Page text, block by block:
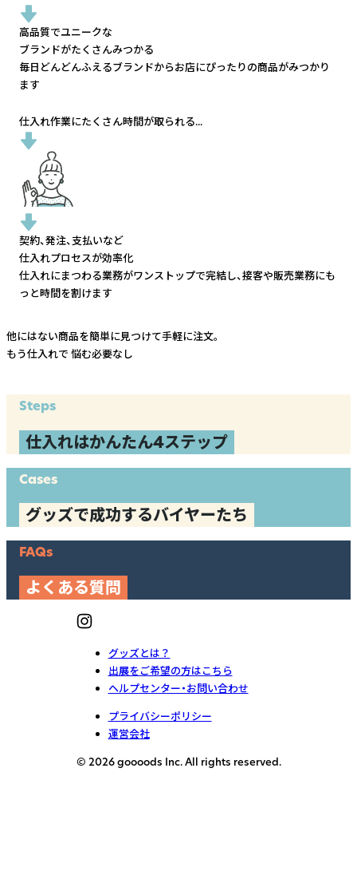
高品質でユニークな
ブランドがたくさんみつかる
毎日どんどんふえるブランドからお店にぴったりの商品がみつかり
ます
仕入れ作業にたくさん時間が取られる...
契約、発注、支払いなど
仕入れプロセスが効率化
仕入れにまつわる業務がワンストップで完結し、接客や販売業務にも
っと時間を割けます
他にはない商品を簡単に見つけて手軽に注文。
もう仕入れで 悩む必要なし
Steps
仕入れはかんたん4ステップ
Cases
グッズで成功するバイヤーたち
FAQs
よくある質問
グッズとは？
出展をご希望の方はこちら
ヘルプセンター・お問い合わせ
プライバシーポリシー
運営会社
© 2026 goooods Inc. All rights reserved.